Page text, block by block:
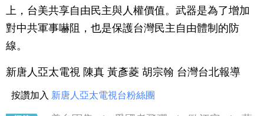
上，台美共享自由民主與人權價值。武器是為了增加
對中共軍事嚇阻，也是保護台灣民主自由體制的防
線。
新唐人亞太電視 陳真 黃彥菱 胡宗翰 台灣台北報導
按讚加入 新唐人亞太電視台粉絲團